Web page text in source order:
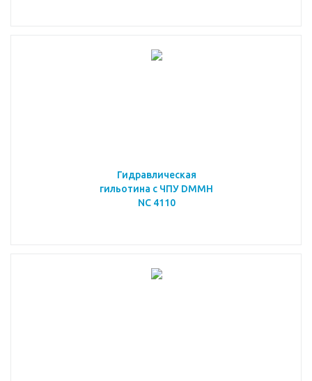
Гидравлическая
гильотина с ЧПУ DMMH
NC 4110